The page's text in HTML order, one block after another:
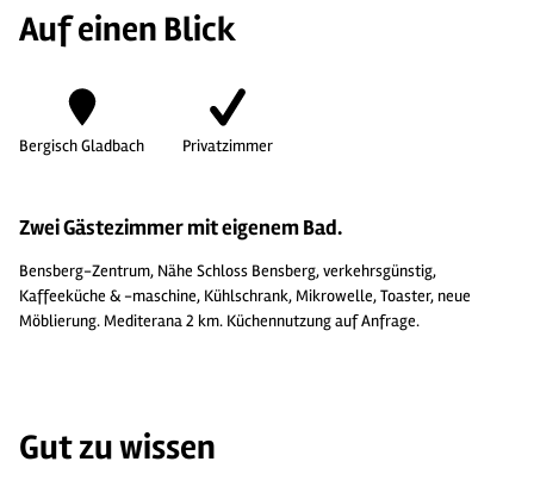
Auf einen Blick
Bergisch Gladbach Privatzimmer
Zwei Gästezimmer mit eigenem Bad.
Bensberg-Zentrum, Nähe Schloss Bensberg, verkehrsgünstig,
Kaffeeküche & -maschine, Kühlschrank, Mikrowelle, Toaster, neue
Möblierung. Mediterana 2 km. Küchennutzung auf Anfrage.
Gut zu wissen